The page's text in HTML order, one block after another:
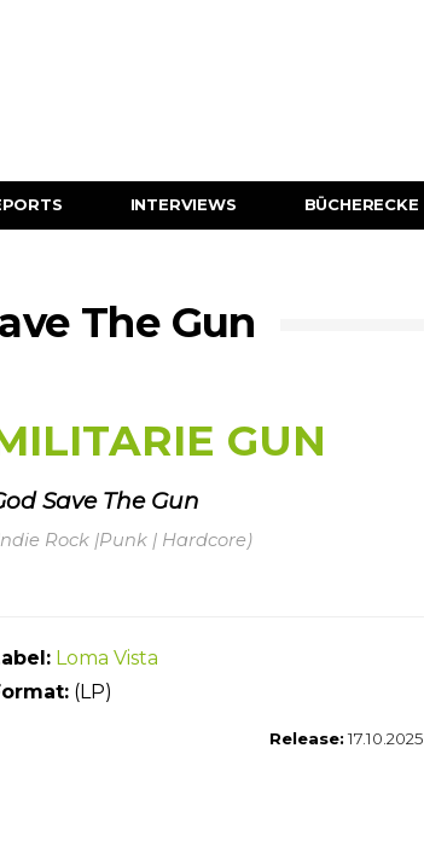
INTERVIEWS BÜCHERECKE
The Gun
GUN
Save The Gun
Rock |Punk | Hardcore)
Loma Vista
(LP)
Release:17.10 .2025